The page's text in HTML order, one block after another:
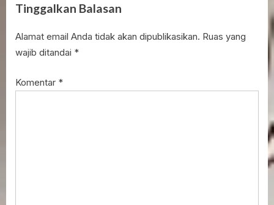
Tinggalkan Balasan
Alamat email Anda tidak akan dipublikasikan. Ruas yang
wajib ditandai *
Komentar *